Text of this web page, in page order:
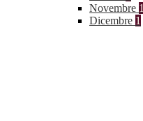
Novembre 1
Dicembre 1